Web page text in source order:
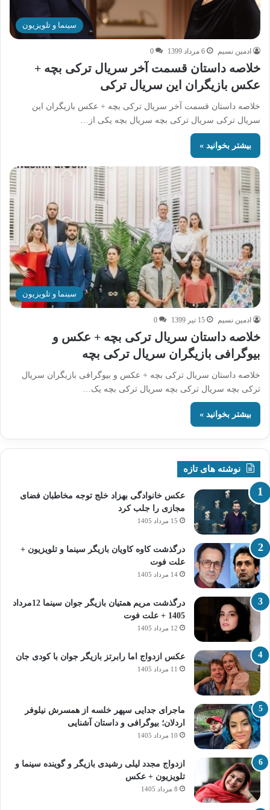
سینما و تلویزیون
ادمین نسیم 6 مرداد 1399 0
خلاصه داستان قسمت آخر سریال ترکی بچه +
عکس بازیگران این سریال ترکی
خلاصه داستان قسمت آخر سریال ترکی بچه + عکس بازیگران این
سریال ترکی سریال ترکی بچه سریال بچه یکی از…
بیشتر بخوانید »
سینما و تلویزیون
ادمین نسیم 15 تیر 1399 0
خلاصه داستان سریال ترکی بچه + عکس و
بیوگرافی بازیگران سریال ترکی بچه
خلاصه داستان سریال ترکی بچه + عکس و بیوگرافی بازیگران سریال
ترکی بچه سریال ترکی بچه سریال ترکی بچه یک…
بیشتر بخوانید »
نوشته های تازه
عکس خانوادگی بهزاد خلج توجه مخاطبان فضای
مجازی را جلب کرد
15 مرداد 1405
درگذشت کاوه کاویان بازیگر سینما و تلویزیون +
علت فوت
14 مرداد 1405
درگذشت مریم همتیان بازیگر جوان سینما 12مرداد
1405 + علت فوت
12 مرداد 1405
عکس ازدواج اما رابرتز بازیگر جوان با کودی جان
11 مرداد 1405
ماجرای جدایی سپهر خلسه از همسرش نیلوفر
اردلان؛ بیوگرافی و داستان آشنایی
10 مرداد 1405
ازدواج مجدد لیلی رشیدی بازیگر و گوینده سینما و
تلویزیون + عکس
8 مرداد 1405